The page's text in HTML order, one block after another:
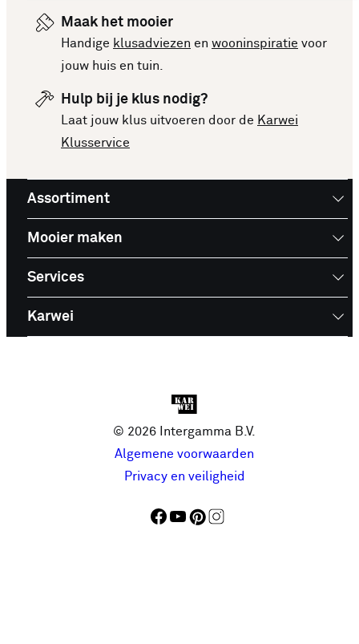
Maak het mooier
Handige klusadviezen en wooninspiratie voor
jouw huis en tuin.
Hulp bij je klus nodig?
Laat jouw klus uitvoeren door de Karwei
Klusservice
Assortiment
Mooier maken
Services
Karwei
© 2026 Intergamma B.V.
Algemene voorwaarden
Privacy en veiligheid